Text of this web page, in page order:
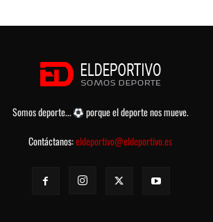
Somos deporte...
porque el deporte nos mueve.
Contáctanos:eldeportivo@eldeportivo.es